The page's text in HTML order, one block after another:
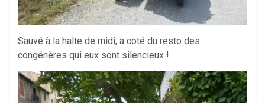
Sauvé à la halte de midi, a coté du resto des
congénères qui eux sont silencieux !